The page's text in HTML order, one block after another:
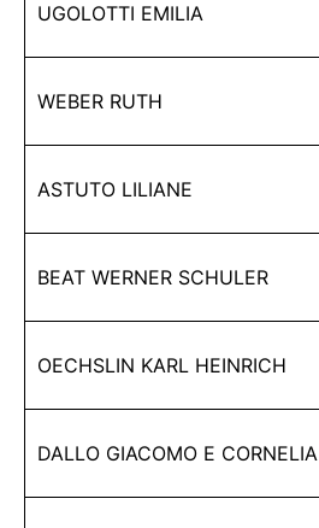
UGOLOTTI EMILIA
WEBER RUTH
ASTUTO LILIANE
BEAT WERNER SCHULER
OECHSLIN KARL HEINRICH
DALLO GIACOMO E CORNELIA